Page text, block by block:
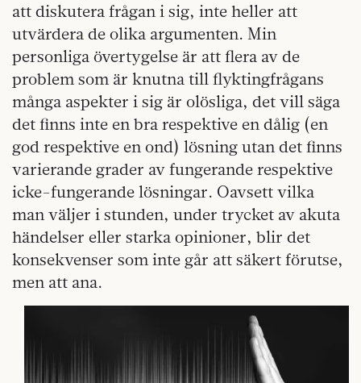
att diskutera frågan i sig, inte heller att
utvärdera de olika argumenten. Min
personliga övertygelse är att flera av de
problem som är knutna till flyktingfrågans
många aspekter i sig är olösliga, det vill säga
det finns inte en bra respektive en dålig (en
god respektive en ond) lösning utan det finns
varierande grader av fungerande respektive
icke-fungerande lösningar. Oavsett vilka
man väljer i stunden, under trycket av akuta
händelser eller starka opinioner, blir det
konsekvenser som inte går att säkert förutse,
men att ana.